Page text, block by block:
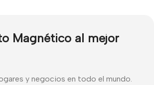
Magnético al mejor
y negocios en todo el mundo.